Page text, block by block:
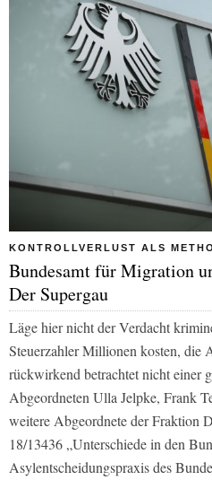
KONTROLLVERLUST ALS
Bundesamt für Migration
Der Supergau
Läge hier nicht der Verdacht
Steuerzahler Millionen kosten, die
rückwirkend betrachtet nicht einer
Abgeordneten Ulla Jelpke, Frank
weitere Abgeordnete der Fraktion
18/13436 „Unterschiede in den
Asylentscheidungspraxis des